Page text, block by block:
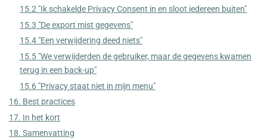
15.2 "Ik schakelde Privacy Consent in en sloot iedereen buiten"
15.3 "De export mist gegevens"
15.4 "Een verwijdering deed niets"
15.5 "We verwijderden de gebruiker, maar de gegevens kwamen
terug in een back-up"
15.6 "Privacy staat niet in mijn menu"
16. Best practices
17. In het kort
18. Samenvatting